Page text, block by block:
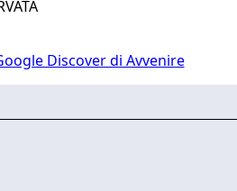
Discover di Avvenire